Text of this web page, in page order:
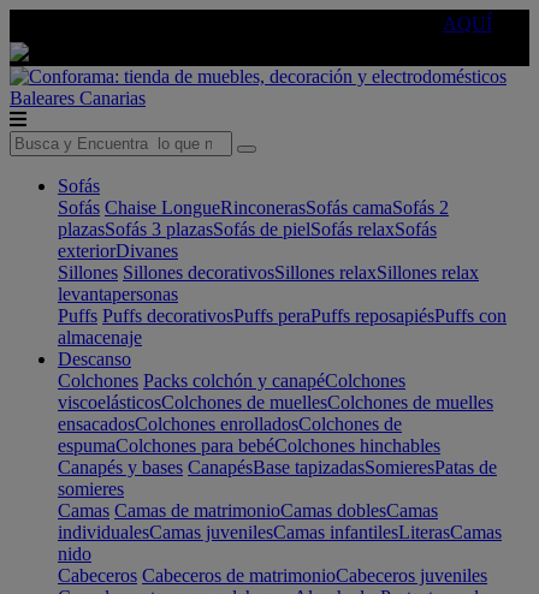
AQUÍ
Baleares Canarias
Sofás
Sofás Chaise LongueRinconerasSofás camaSofás 2
plazasSofás 3 plazasSofás de pielSofás relaxSofás
exteriorDivanes
Sillones Sillones decorativosSillones relaxSillones relax
levantapersonas
Puffs Puffs decorativosPuffs peraPuffs reposapiésPuffs con
almacenaje
Descanso
Colchones Packs colchón y canapéColchones
viscoelásticosColchones de muellesColchones de muelles
ensacadosColchones enrolladosColchones de
espumaColchones para bebéColchones hinchables
Canapés y bases CanapésBase tapizadasSomieresPatas de
somieres
Camas Camas de matrimonioCamas doblesCamas
individualesCamas juvenilesCamas infantilesLiterasCamas
nido
Cabeceros Cabeceros de matrimonioCabeceros juveniles